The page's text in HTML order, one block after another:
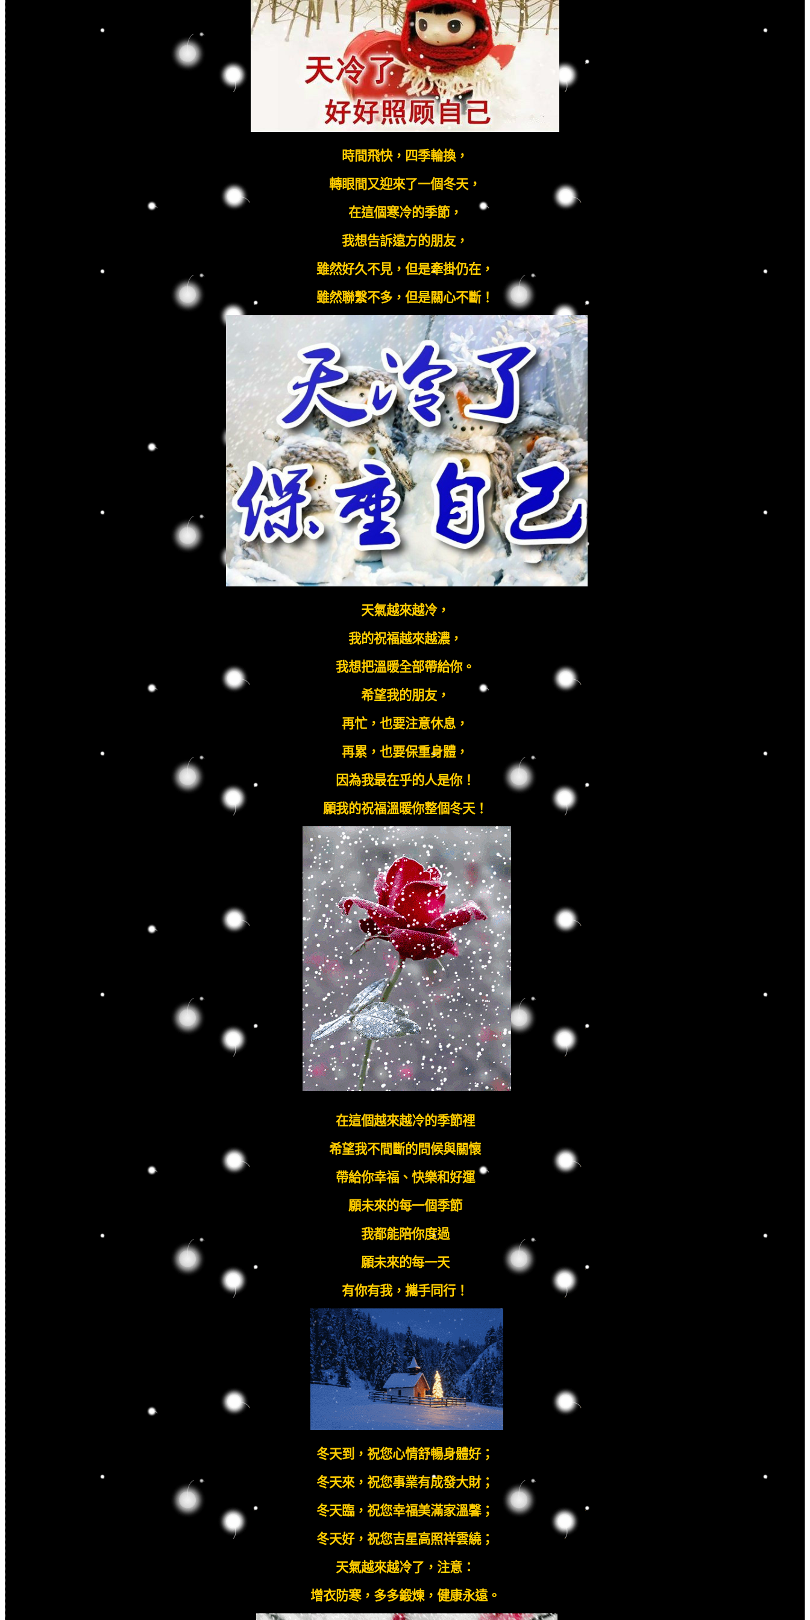
時間飛快，四季輪換，
轉眼間又迎來了一個冬天，
在這個寒冷的季節，
我想告訴遠方的朋友，
雖然好久不見，但是牽掛仍在，
雖然聯繫不多，但是關心不斷！
天氣越來越冷，
我的祝福越來越濃，
我想把溫暖全部帶給你。
希望我的朋友，
再忙，也要注意休息，
再累，也要保重身體，
因為我最在乎的人是你！
願我的祝福溫暖你整個冬天！
在這個越來越冷的季節裡
希望我不間斷的問候與關懷
帶給你幸福、快樂和好運
願未來的每一個季節
我都能陪你度過
願未來的每一天
有你有我，攜手同行！
冬天到，祝您心情舒暢身體好；
冬天來，祝您事業有成發大財；
冬天臨，祝您幸福美滿家溫馨；
冬天好，祝您吉星高照祥雲繞；
天氣越來越冷了，注意：
增衣防寒，多多鍛煉，健康永遠。